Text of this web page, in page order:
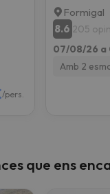
/pers.
Formigal
8.6 205
07/08/26 a
Amb 2
que ens